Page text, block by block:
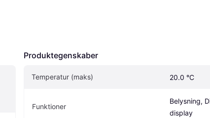
Produktegenskaber
Temperatur (maks) 20.0 °C
Funktioner
Belysning,
display